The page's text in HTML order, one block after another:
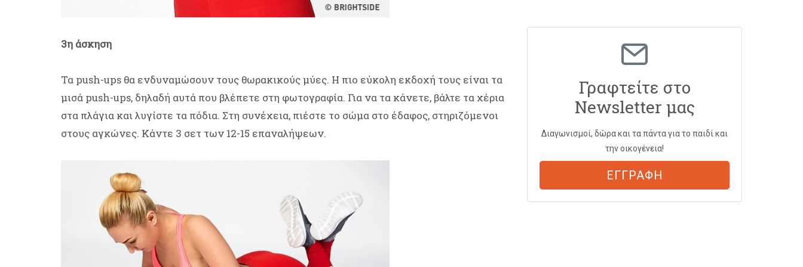
3η άσκηση
Τα push-ups θα ενδυναμώσουν τους θωρακικούς μύες. Η πιο εύκολη εκδοχή τους είναι τα
μισά push-ups, δηλαδή αυτά που βλέπετε στη φωτογραφία. Για να τα κάνετε, βάλτε τα χέρια
στα πλάγια και λυγίστε τα πόδια. Στη συνέχεια, πιέστε το σώμα στο έδαφος, στηριζόμενοι
στους αγκώνες. Κάντε 3 σετ των 12-15 επαναλήψεων.
Γραφτείτε στο
Newsletter μας
Διαγωνισμοί, δώρα και τα πάντα για το παιδί και
την οικογένεια!
ΕΓΓΡΑΦΗ